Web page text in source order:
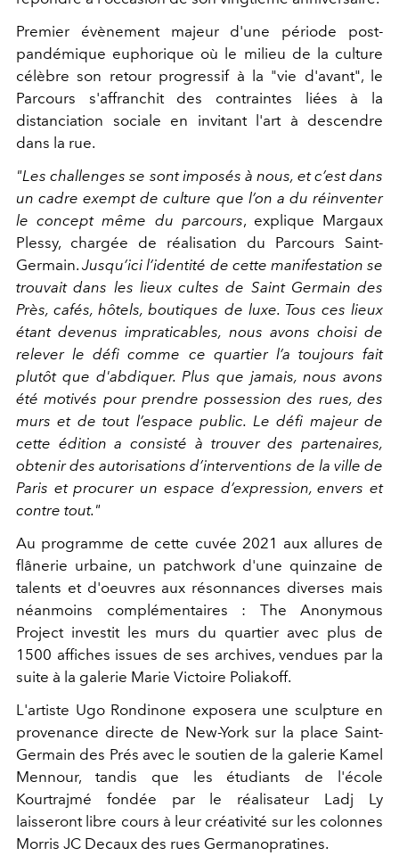
Premier évènement majeur d'une période post-
pandémique euphorique où le milieu de la culture
célèbre son retour progressif à la "vie d'avant", le
Parcours s'affranchit des contraintes liées à la
distanciation sociale en invitant l'art à descendre
dans la rue.
"Les challenges se sont imposés à nous, et c’est dans
un cadre exempt de culture que l’on a du réinventer
le concept même du parcours, explique Margaux
Plessy, chargée de réalisation du Parcours Saint-
Germain.Jusqu’ici l’identité de cette manifestation se
trouvait dans les lieux cultes de Saint Germain des
Près, cafés, hôtels, boutiques de luxe. Tous ces lieux
étant devenus impraticables, nous avons choisi de
relever le défi comme ce quartier l’a toujours fait
plutôt que d'abdiquer. Plus que jamais, nous avons
été motivés pour prendre possession des rues, des
murs et de tout l’espace public. Le défi majeur de
cette édition a consisté à trouver des partenaires,
obtenir des autorisations d’interventions de la ville de
Paris et procurer un espace d’expression, envers et
contre tout."
Au programme de cette cuvée 2021 aux allures de
flânerie urbaine, un patchwork d'une quinzaine de
talents et d'oeuvres aux résonnances diverses mais
néanmoins complémentaires : The Anonymous
Project investit les murs du quartier avec plus de
1500 affiches issues de ses archives, vendues par la
suite à la galerie Marie Victoire Poliakoff.
L'artiste Ugo Rondinone exposera une sculpture en
provenance directe de New-York sur la place Saint-
Germain des Prés avec le soutien de la galerie Kamel
Mennour, tandis que les étudiants de l'école
Kourtrajmé fondée par le réalisateur Ladj Ly
laisseront libre cours à leur créativité sur les colonnes
Morris JC Decaux des rues Germanopratines.